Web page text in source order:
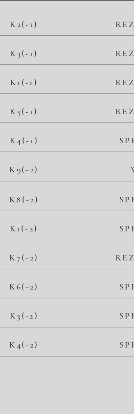
K2(-1)
K3(-1)
K1(-1)
K5(-1)
K4(-1)
K9(-2)
– zł/m2
– zł
K8(-2)
K1(-2)
K7(-2)
K6(-2)
K3(-2)
K4(-2)